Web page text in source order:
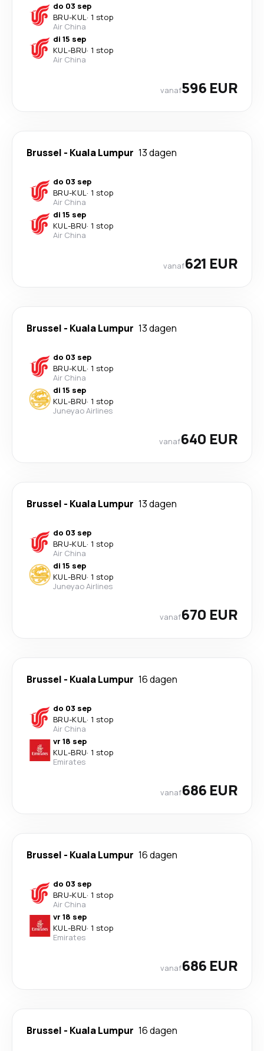
do 03 sep
BRU-KUL· 1 stop
Air China
di 15 sep
KUL-BRU· 1 stop
Air China
vanaf596 EUR
Brussel - Kuala Lumpur 13 dagen
do 03 sep
BRU-KUL· 1 stop
Air China
di 15 sep
KUL-BRU· 1 stop
Air China
vanaf621 EUR
Brussel - Kuala Lumpur 13 dagen
do 03 sep
BRU-KUL· 1 stop
Air China
di 15 sep
KUL-BRU· 1 stop
Juneyao Airlines
vanaf640 EUR
Brussel - Kuala Lumpur 13 dagen
do 03 sep
BRU-KUL· 1 stop
Air China
di 15 sep
KUL-BRU· 1 stop
Juneyao Airlines
vanaf670 EUR
Brussel - Kuala Lumpur 16 dagen
do 03 sep
BRU-KUL· 1 stop
Air China
vr 18 sep
KUL-BRU· 1 stop
Emirates
vanaf686 EUR
Brussel - Kuala Lumpur 16 dagen
do 03 sep
BRU-KUL· 1 stop
Air China
vr 18 sep
KUL-BRU· 1 stop
Emirates
vanaf686 EUR
Brussel - Kuala Lumpur 16 dagen